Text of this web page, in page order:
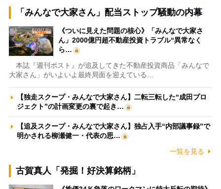
「みんなで大家さん」配当ストップ騒動の内幕
《ついに見えた問題の核心》「みんなで大家さ
ん」2000億円超不動産投資トラブル“異常なく
ら…
本誌『週刊ポスト』が追及してきた不動産投資商品「みんなで
大家さん」がいよいよ最終局面を迎えている…
【独走スクープ・みんなで大家さん】二転三転した“成田プロ
ジェクト”の計画変更の裏で起き…
【追及スクープ・みんなで大家さん】独占入手“内部議事録”で
明かされる柳瀬健一・代表の思…
一覧を見る
古賀真人「発掘！好決算銘柄」